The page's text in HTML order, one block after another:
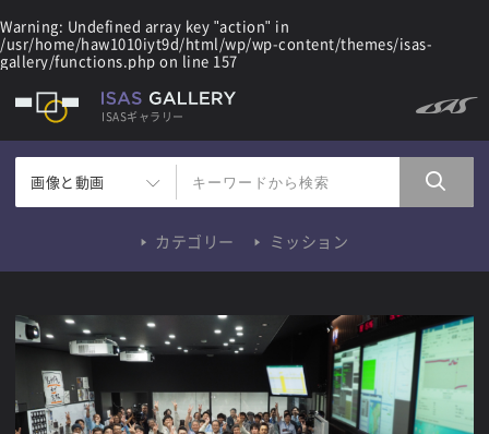
Warning: Undefined array key "action" in
/usr/home/haw1010iyt9d/html/wp/wp-content/themes/isas-
gallery/functions.php on line 157
ISASギャラリー
画像と動画
カテゴリー ミッション